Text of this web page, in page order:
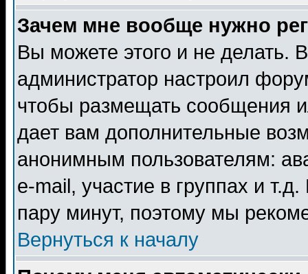
Зачем мне вообще нужно
Вы можете этого и не делать.
администратор настроил
чтобы размещать сообщения
дает вам дополнительные
анонимным пользователям:
e-mail, участие в группах и
пару минут, поэтому мы
Вернуться к началу